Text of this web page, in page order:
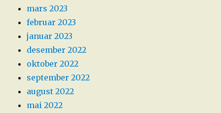
mars 2023
februar 2023
januar 2023
desember 2022
oktober 2022
september 2022
august 2022
mai 2022